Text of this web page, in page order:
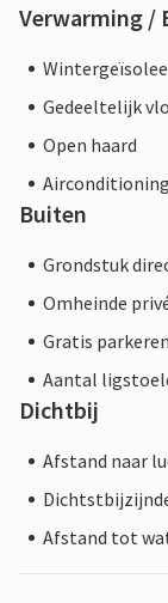
Verwarming /
Gedeeltelijk
Open haard
Buiten
Grondstuk
Omheinde
Gratis
Aantal
Dichtbij
Afstand naar
Afstand tot